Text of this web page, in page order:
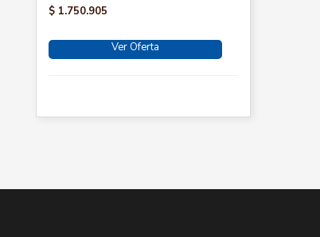
$ 1.750.905
Ver Oferta